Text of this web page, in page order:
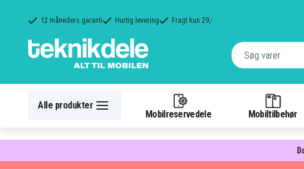
12 måneders garanti Hurtig levering Fragt kun 29,-
Alle produkter
Mobilreservedele Mobiltilbehør